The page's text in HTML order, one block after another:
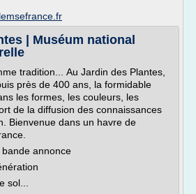
| Muséum national
tradition... Au Jardin des Plantes,
près de 400 ans, la formidable
les formes, les couleurs, les
de la diffusion des connaissances
Bienvenue dans un havre de
annonce
sol...